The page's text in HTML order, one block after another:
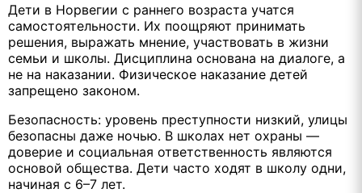
Дети в Норвегии с раннего возраста учатся
самостоятельности. Их поощряют принимать
решения, выражать мнение, участвовать в жизни
семьи и школы. Дисциплина основана на диалоге, а
не на наказании. Физическое наказание детей
запрещено законом.
Безопасность: уровень преступности низкий, улицы
безопасны даже ночью. В школах нет охраны —
доверие и социальная ответственность являются
основой общества. Дети часто ходят в школу одни,
начиная с 6–7 лет.